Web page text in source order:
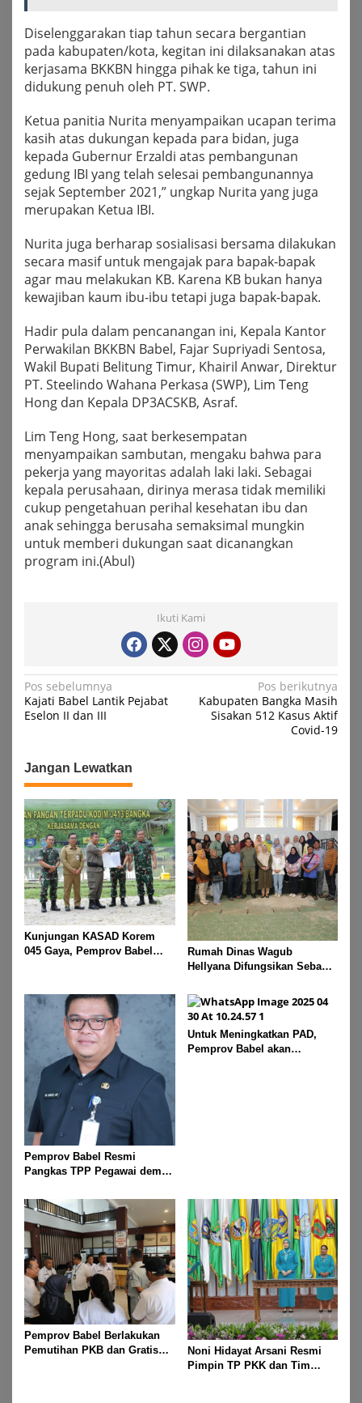
Diselenggarakan tiap tahun secara bergantian
pada kabupaten/kota, kegitan ini dilaksanakan atas
kerjasama BKKBN hingga pihak ke tiga, tahun ini
didukung penuh oleh PT. SWP.
Ketua panitia Nurita menyampaikan ucapan terima
kasih atas dukungan kepada para bidan, juga
kepada Gubernur Erzaldi atas pembangunan
gedung IBI yang telah selesai pembangunannya
sejak September 2021,” ungkap Nurita yang juga
merupakan Ketua IBI.
Nurita juga berharap sosialisasi bersama dilakukan
secara masif untuk mengajak para bapak-bapak
agar mau melakukan KB. Karena KB bukan hanya
kewajiban kaum ibu-ibu tetapi juga bapak-bapak.
Hadir pula dalam pencanangan ini, Kepala Kantor
Perwakilan BKKBN Babel, Fajar Supriyadi Sentosa,
Wakil Bupati Belitung Timur, Khairil Anwar, Direktur
PT. Steelindo Wahana Perkasa (SWP), Lim Teng
Hong dan Kepala DP3ACSKB, Asraf.
Lim Teng Hong, saat berkesempatan
menyampaikan sambutan, mengaku bahwa para
pekerja yang mayoritas adalah laki laki. Sebagai
kepala perusahaan, dirinya merasa tidak memiliki
cukup pengetahuan perihal kesehatan ibu dan
anak sehingga berusaha semaksimal mungkin
untuk memberi dukungan saat dicanangkan
program ini.(Abul)
Ikuti Kami
Navigasi
pos
Pos sebelumnya
Kajati Babel Lantik Pejabat
Eselon II dan III
Pos berikutnya
Kabupaten Bangka Masih
Sisakan 512 Kasus Aktif
Covid-19
Jangan Lewatkan
Kunjungan KASAD Korem
045 Gaya, Pemprov Babel
Rumah Dinas Wagub
Hellyana Difungsikan Sebagai
Masyarakat Bangka Belitung
Pemprov Babel Resmi
Pangkas TPP Pegawai demi
Prioritas Program Masyarakat
Untuk Meningkatkan PAD,
Pemprov Babel akan
Pemprov Babel Berlakukan
Pemutihan PKB dan Gratis
Noni Hidayat Arsani Resmi
Pimpin TP PKK dan Tim